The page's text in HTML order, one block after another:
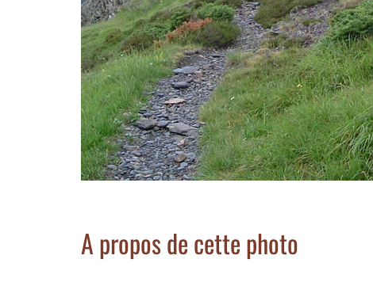
A propos de cette photo